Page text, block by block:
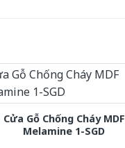
Cửa Gỗ Chống Cháy MDF
Melamine 1-SGD